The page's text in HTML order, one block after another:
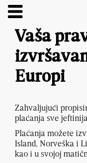
Vaša
Europi
Zahvaljujući
plaćanja sve
Plaćanja možete
Island, Norveška i
kao i u svojoj